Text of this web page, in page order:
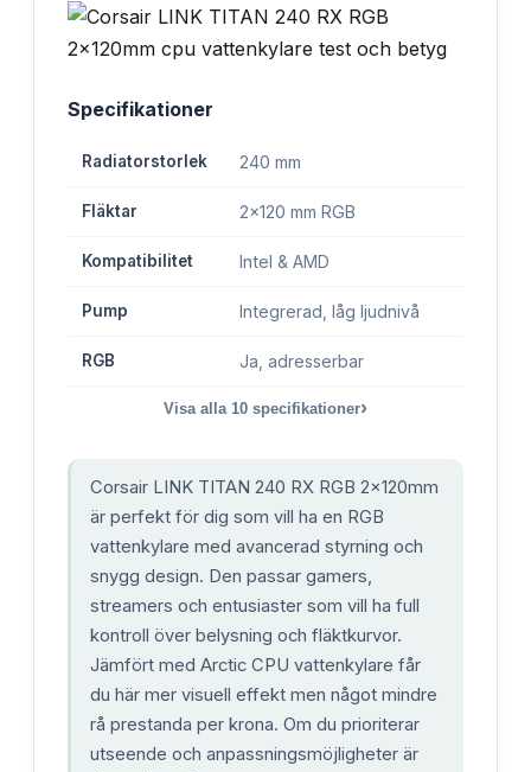
Specifikationer
Radiatorstorlek 240 mm
Fläktar 2x120 mm RGB
Kompatibilitet Intel & AMD
Pump Integrerad, låg ljudnivå
RGB Ja, adresserbar
Visa alla 10 specifikationer›
Corsair LINK TITAN 240 RX RGB 2x120mm
är perfekt för dig som vill ha en RGB
vattenkylare med avancerad styrning och
snygg design. Den passar gamers,
streamers och entusiaster som vill ha full
kontroll över belysning och fläktkurvor.
Jämfört med Arctic CPU vattenkylare får
du här mer visuell effekt men något mindre
rå prestanda per krona. Om du prioriterar
utseende och anpassningsmöjligheter är